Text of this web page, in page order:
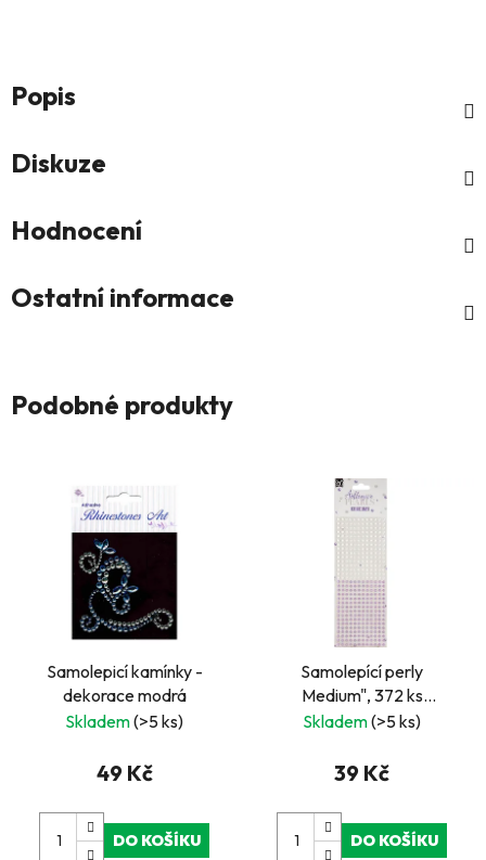
Popis
Diskuze
Hodnocení
Ostatní informace
Podobné produkty
Samolepicí kamínky -
dekorace modrá
Skladem(>5 ks)
49 Kč
DO KOŠÍKU
Samolepící perly
Medium", 372 ks
bílofialové
Skladem(>5 ks)
39 Kč
DO KOŠÍKU